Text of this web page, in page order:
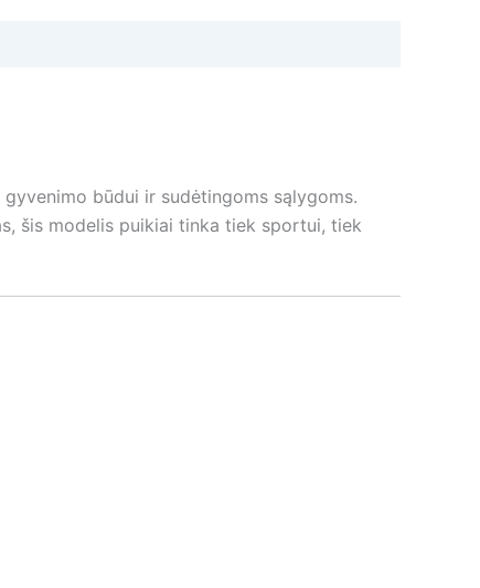
būdui ir sudėtingoms sąlygoms.
šis modelis puikiai tinka tiek sportui, tiek